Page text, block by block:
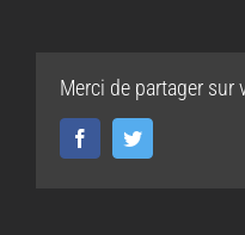
Merci de partager sur
FacebookTwitter